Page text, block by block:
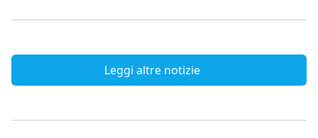
Leggi altre notizie